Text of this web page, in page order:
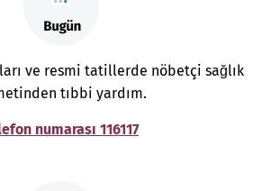
ve resmi tatillerde nöbetçi sağlık
tıbbi yardım.
numarası 116117